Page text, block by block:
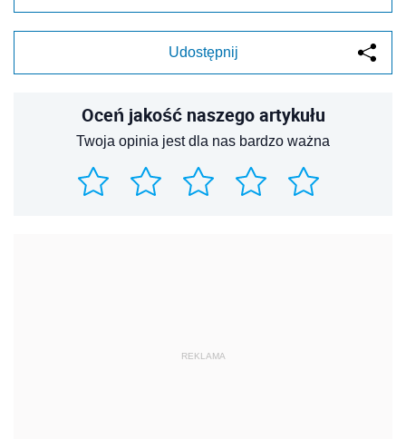
Udostępnij
Oceń jakość naszego artykułu
Twoja opinia jest dla nas bardzo ważna
REKLAMA